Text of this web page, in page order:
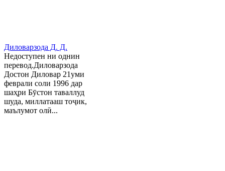
Диловарзода Д. Д.
Недоступен ни однин
перевод.Диловарзода
Достон Диловар 21уми
феврали соли 1996 дар
шаҳри Бӯстон таваллуд
шуда, миллатааш тоҷик,
маълумот олӣ...